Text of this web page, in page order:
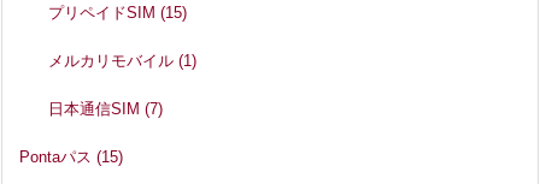
プリペイドSIM(15)
メルカリモバイル(1)
日本通信SIM(7)
Pontaパス (15)